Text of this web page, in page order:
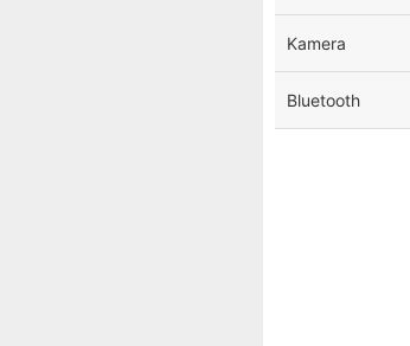
Kamera
Bluetooth